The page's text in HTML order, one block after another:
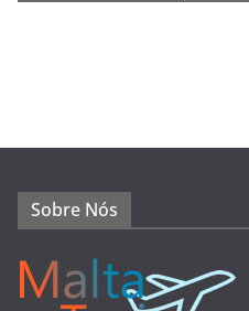
Sobre Nós